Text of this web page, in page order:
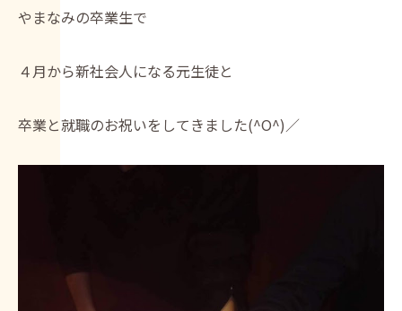
やまなみの卒業生で
４月から新社会人になる元生徒と
卒業と就職のお祝いをしてきました(^O^)／